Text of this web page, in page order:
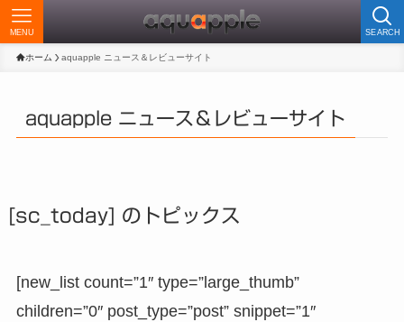
SEARCH
MENU
ホーム aquapple ニュース＆レビューサイト
aquapple ニュース＆レビューサイト
[sc_today] のトピックス
[new_list count=”1″ type=”large_thumb”
children=”0″ post_type=”post” snippet=”1″